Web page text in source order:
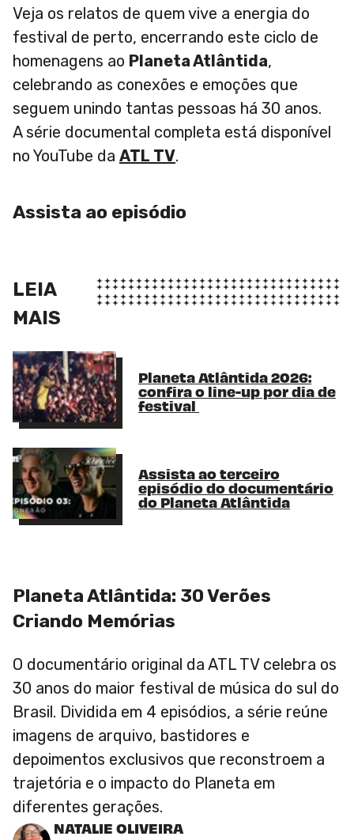
Veja os relatos de quem vive a energia do
festival de perto, encerrando este ciclo de
homenagens ao Planeta Atlântida,
celebrando as conexões e emoções que
seguem unindo tantas pessoas há 30 anos.
A série documental completa está disponível
no YouTube da ATL TV.
Assista ao episódio
LEIA
MAIS
Planeta Atlântida 2026:
confira o line-up por dia de
festival
Assista ao terceiro
episódio do documentário
do Planeta Atlântida
Planeta Atlântida: 30 Verões
Criando Memórias
O documentário original da ATL TV celebra os
30 anos do maior festival de música do sul do
Brasil. Dividida em 4 episódios, a série reúne
imagens de arquivo, bastidores e
depoimentos exclusivos que reconstroem a
trajetória e o impacto do Planeta em
diferentes gerações.
NATALIE OLIVEIRA